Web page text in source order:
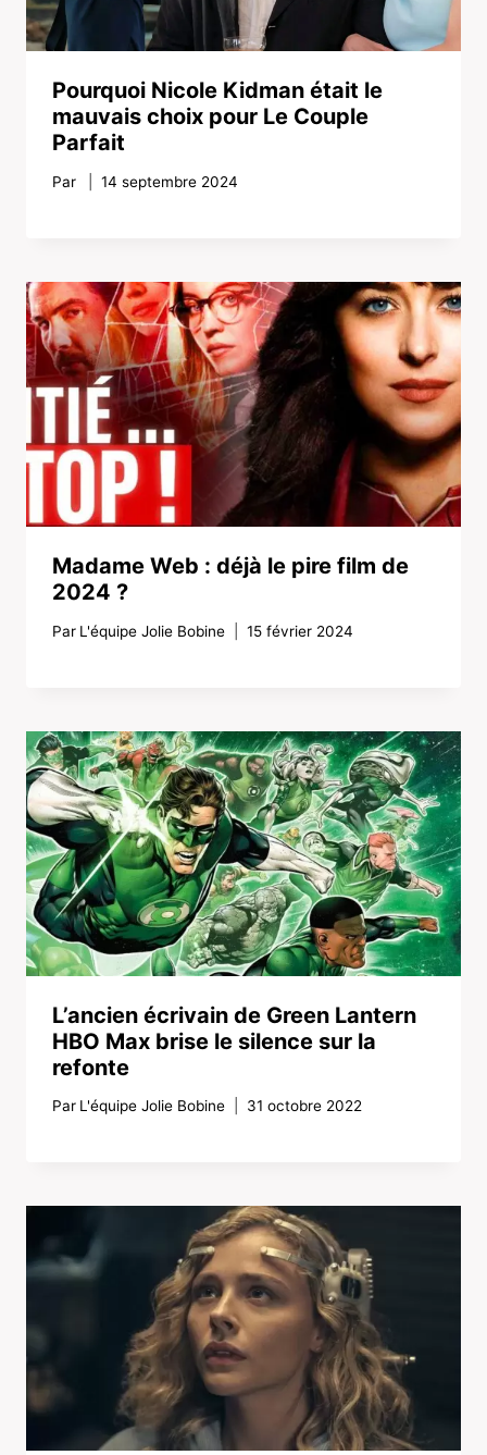
Pourquoi Nicole Kidman était le
mauvais choix pour Le Couple
Parfait
Par 14 septembre 2024
Madame Web : déjà le pire film de
2024 ?
Par L'équipe Jolie Bobine 15 février 2024
L’ancien écrivain de Green Lantern
HBO Max brise le silence sur la
refonte
Par L'équipe Jolie Bobine 31 octobre 2022